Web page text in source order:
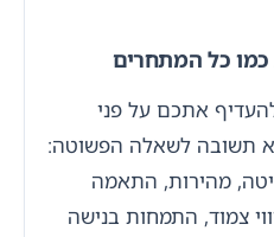
כל המתחרים
אתכם על פני
תשובה לשאלה הפשוטה:
מהירות, התאמה
צמוד, התמחות בנישה